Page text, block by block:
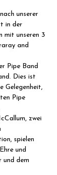
unserer
in der
mit unseren 3
and
Pipe Band
Dies ist
Gelegenheit,
Pipe
zwei
spielen
und
und dem